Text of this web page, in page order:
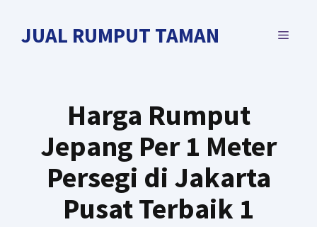
JUAL RUMPUT TAMAN MENU
Harga Rumput
Jepang Per 1 Meter
Persegi di Jakarta
Pusat Terbaik 1